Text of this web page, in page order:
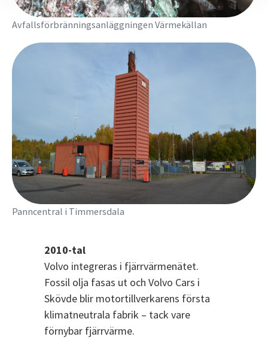
Avfallsförbränningsanläggningen Värmekällan
Panncentral i Timmersdala
2010-tal
Volvo integreras i fjärrvärmenätet.
Fossil olja fasas ut och Volvo Cars i
Skövde blir motortillverkarens första
klimatneutrala fabrik – tack vare
förnybar fjärrvärme.